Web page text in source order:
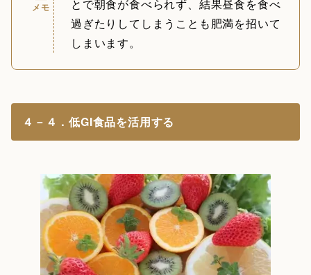
メモ
とで朝食が食べられず、結果昼食を食べ
過ぎたりしてしまうことも肥満を招いて
しまいます。
４－４．低GI食品を活用する